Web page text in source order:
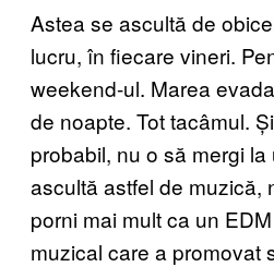
Astea se ascultă de
lucru, în fiecare vineri.
weekend-ul. Marea
de noapte. Tot tacâmul.
probabil, nu o să mergi
ascultă astfel de muzică,
porni mai mult ca un
muzical care a promovat